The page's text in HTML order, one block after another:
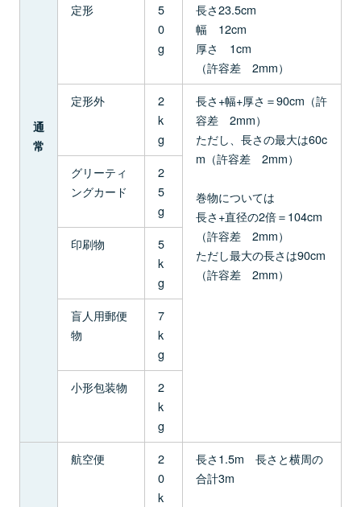
通
常
定形
5
0
g
長さ23.5cm
幅 12cm
厚さ 1cm
（許容差 2mm）
定形外
2
k
g
長さ+幅+厚さ＝90cm（許
容差 2mm）
ただし、長さの最大は60c
m（許容差 2mm）
巻物については
長さ+直径の2倍＝104cm
（許容差 2mm）
ただし最大の長さは90cm
（許容差 2mm）
グリーティ
ングカード
2
5
g
印刷物
5
k
g
盲人用郵便
物
7
k
g
小形包装物
2
k
g
航空便
2
0
k
長さ1.5m 長さと横周の
合計3m